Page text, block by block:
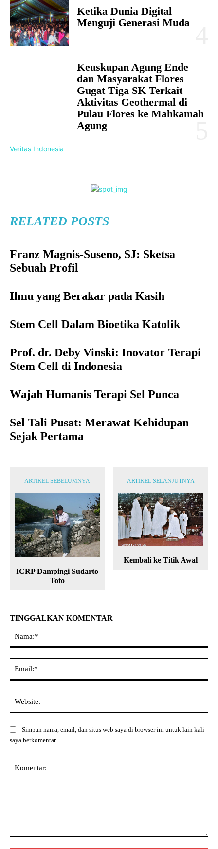
Ketika Dunia Digital
Menguji Generasi Muda
Keuskupan Agung Ende
dan Masyarakat Flores
Gugat Tiga SK Terkait
Aktivitas Geothermal di
Pulau Flores ke Mahkamah
Agung
Veritas Indonesia
RELATED POSTS
Franz Magnis-Suseno, SJ: Sketsa
Sebuah Profil
Ilmu yang Berakar pada Kasih
Stem Cell Dalam Bioetika Katolik
Prof. dr. Deby Vinski: Inovator Terapi
Stem Cell di Indonesia
Wajah Humanis Terapi Sel Punca
Sel Tali Pusat: Merawat Kehidupan
Sejak Pertama
ARTIKEL SEBELUMNYA
ICRP Dampingi Sudarto
Toto
ARTIKEL SELANJUTNYA
Kembali ke Titik Awal
TINGGALKAN KOMENTAR
Simpan nama, email, dan situs web saya di browser ini untuk lain kali
saya berkomentar.